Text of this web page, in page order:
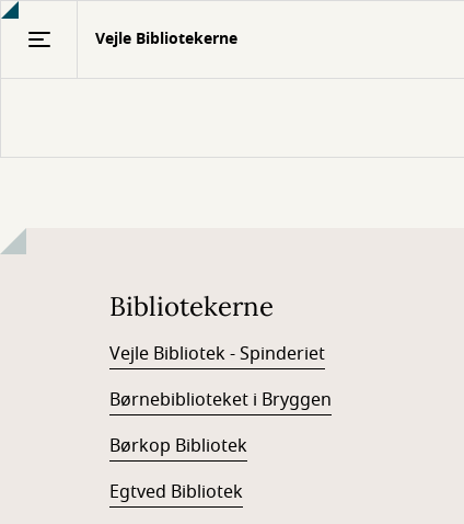
Gå
Vejle Bibliotekerne
Bibliotekerne
Vejle Bibliotek - Spinderiet
Børnebiblioteket i Bryggen
Børkop Bibliotek
Egtved Bibliotek